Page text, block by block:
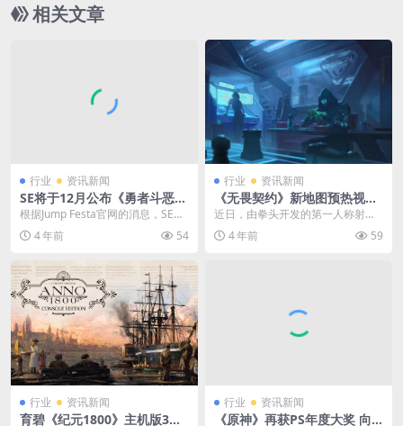
相关文章
行业 资讯新闻
SE将于12月公布《勇者斗恶
龙》新情报 或带来正统新作
根据Jump Festa官网的消息，SE将
会参加12月17-18日举办的2022...
4 年前 54
行业 资讯新闻
《无畏契约》新地图预热视频
公布 1月10日正式上线
近日，由拳头开发的第一人称射击
游戏《无畏契约》公布了预热视
频，视频中显示了新地图...
4 年前 59
行业 资讯新闻
育碧《纪元1800》主机版3月1
行业 资讯新闻
《原神》再获PS年度大奖 向